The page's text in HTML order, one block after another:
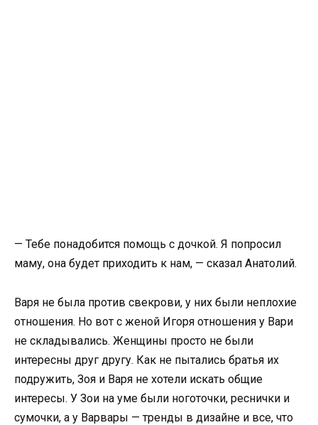
— Тебе понадобится помощь с дочкой. Я попросил
маму, она будет приходить к нам, — сказал Анатолий.
Варя не была против свекрови, у них были неплохие
отношения. Но вот с женой Игоря отношения у Вари
не складывались. Женщины просто не были
интересны друг другу. Как не пытались братья их
подружить, Зоя и Варя не хотели искать общие
интересы. У Зои на уме были ноготочки, реснички и
сумочки, а у Варвары — тренды в дизайне и все, что